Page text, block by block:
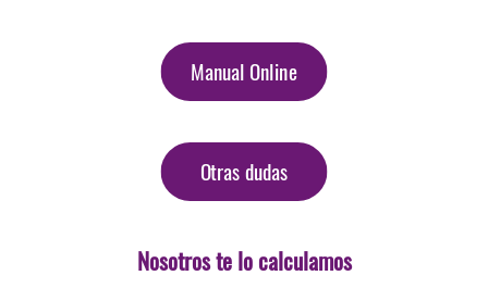
Manual Online
Otras dudas
Nosotros te lo calculamos